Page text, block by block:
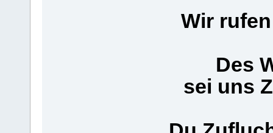
Wir
Des
sei uns